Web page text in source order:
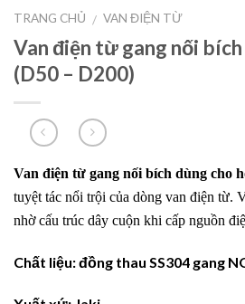
TRANG CHỦ / VAN ĐIỆN TỪ
Van điện từ gang nối
(D50 – D200)
Van điện từ gang nối bích dùng cho
tuyệt tác nổi trội của dòng van điện từ.
nhờ cấu trúc dây cuộn khi cấp nguồn
Chất liệu: đồng thau SS304 gang